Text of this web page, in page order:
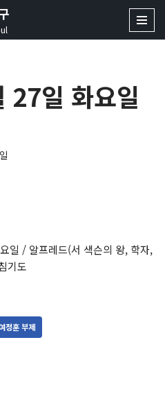
일 화요일
일 / 알프레드(서 색슨의 왕, 학자,
기도
정훈 부제